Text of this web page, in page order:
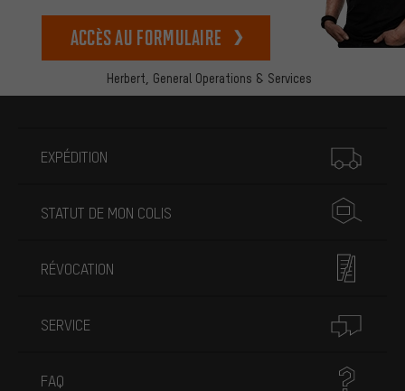
Herbert, General Operations & Services
Accès au formulaire
EXPÉDITION
STATUT DE MON COLIS
RÉVOCATION
SERVICE
FAQ